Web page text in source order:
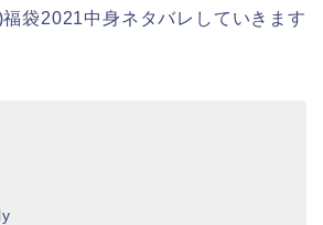
袋2021中身ネタバレしていきます